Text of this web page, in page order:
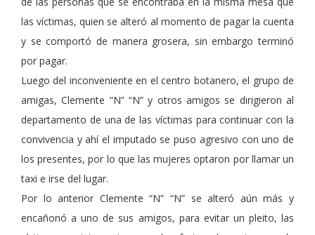
las víctimas, quien se alteró al momento de pagar la cuenta
y se comportó de manera grosera, sin embargo terminó
por pagar.
Luego del inconveniente en el centro botanero, el grupo de
amigas, Clemente “N” “N” y otros amigos se dirigieron al
departamento de una de las víctimas para continuar con la
convivencia y ahí el imputado se puso agresivo con uno de
los presentes, por lo que las mujeres optaron por llamar un
taxi e irse del lugar.
Por lo anterior Clemente “N” “N” se alteró aún más y
encañonó a uno de sus amigos, para evitar un pleito, las